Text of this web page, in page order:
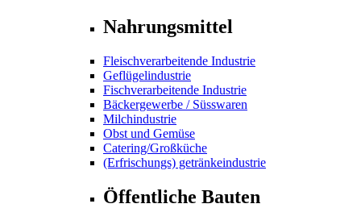
Nahrungsmittel
Fleischverarbeitende Industrie
Geflügelindustrie
Fischverarbeitende Industrie
Bäckergewerbe / Süsswaren
Milchindustrie
Obst und Gemüse
Catering/Großküche
(Erfrischungs) getränkeindustrie
Öffentliche Bauten